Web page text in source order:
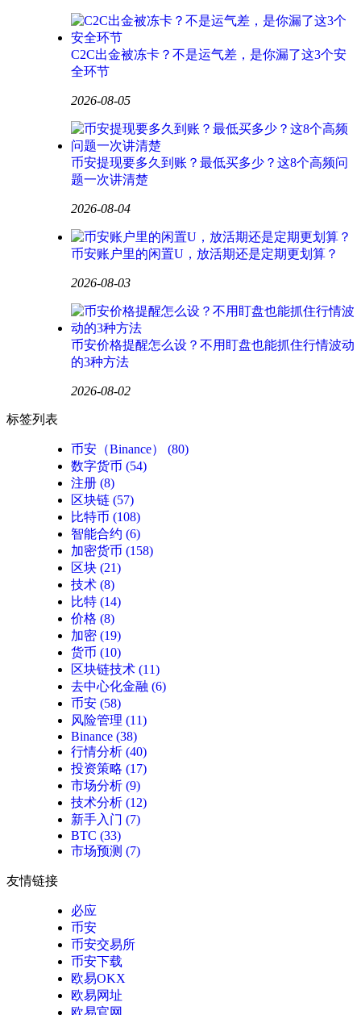
C2C出金被冻卡？不是运气差，是你漏了这3个安
全环节
2026-08-05
币安提现要多久到账？最低买多少？这8个高频问
题一次讲清楚
2026-08-04
币安账户里的闲置U，放活期还是定期更划算？
2026-08-03
币安价格提醒怎么设？不用盯盘也能抓住行情波动
的3种方法
2026-08-02
标签列表
币安（Binance）
(80)
数字货币 (54)
注册 (8)
区块链 (57)
比特币 (108)
智能合约 (6)
加密货币 (158)
区块 (21)
技术 (8)
比特 (14)
价格 (8)
加密 (19)
货币 (10)
区块链技术 (11)
去中心化金融 (6)
币安 (58)
风险管理 (11)
Binance (38)
行情分析 (40)
投资策略 (17)
市场分析 (9)
技术分析 (12)
新手入门 (7)
BTC (33)
市场预测 (7)
友情链接
必应
币安
币安交易所
币安下载
欧易OKX
欧易网址
欧易官网